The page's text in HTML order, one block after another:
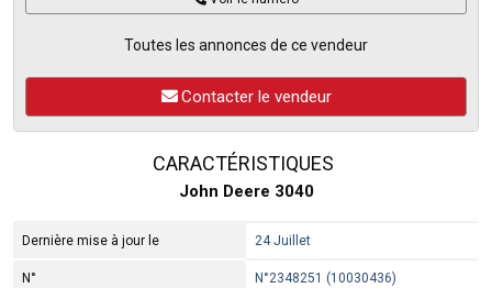
Toutes les annonces de ce vendeur
Contacter le vendeur
CARACTÉRISTIQUES
John Deere 3040
Dernière mise à jour le 24 Juillet
N° N°2348251 (10030436)